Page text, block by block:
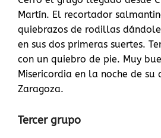
Martín. El recortador
quiebrazos de rodillas
en sus dos primeras suertes.
con un quiebro de pie. Muy
Misericordia en la noche de su
Zaragoza.
Tercer grupo